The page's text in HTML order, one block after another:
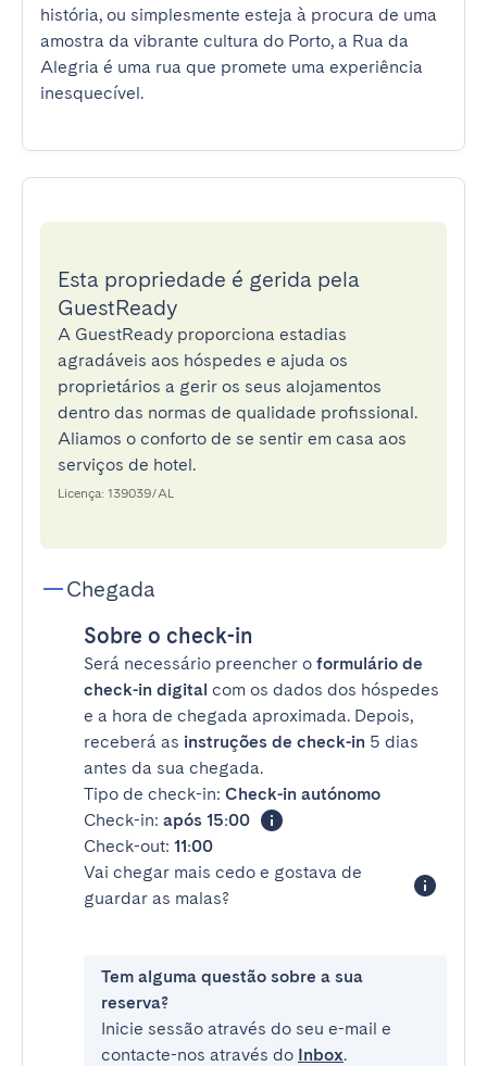
história, ou simplesmente esteja à procura de uma
amostra da vibrante cultura do Porto, a Rua da
Alegria é uma rua que promete uma experiência
inesquecível.
Esta propriedade é gerida pela
GuestReady
A GuestReady proporciona estadias
agradáveis aos hóspedes e ajuda os
proprietários a gerir os seus alojamentos
dentro das normas de qualidade profissional.
Aliamos o conforto de se sentir em casa aos
serviços de hotel.
Licença: 139039/AL
Chegada
Sobre o check-in
Será necessário preencher o formulário de
check-in digital com os dados dos hóspedes
e a hora de chegada aproximada. Depois,
receberá as instruções de check-in 5 dias
antes da sua chegada.
Tipo de check-in: Check-in autónomo
Check-in: após 15:00
Check-out: 11:00
Vai chegar mais cedo e gostava de
guardar as malas?
Tem alguma questão sobre a sua
reserva?
Inicie sessão através do seu e-mail e
contacte-nos através do Inbox.